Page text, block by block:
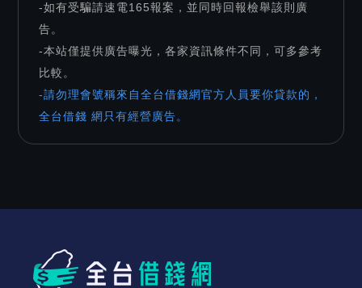
-如有受騙請速電165報案，並同時回報檢舉該則廣
告。
-本站僅提供廣告曝光，各家資訊條件不同，可多參考
比較。
-請勿理會號稱來自全台借錢網官方人員要你貸款的，
全台借錢 網只有經營廣告。